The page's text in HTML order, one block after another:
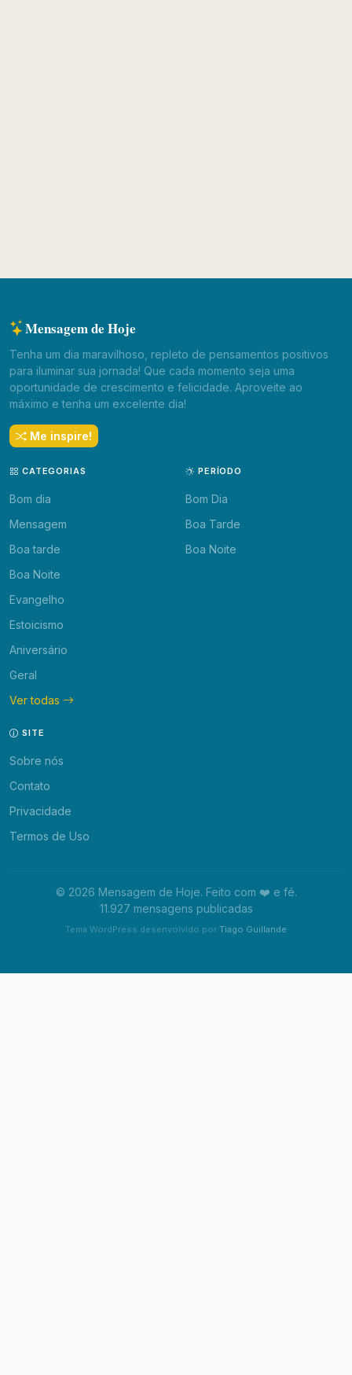
Mensagem de Hoje
Tenha um dia maravilhoso, repleto de pensamentos positivos
para iluminar sua jornada! Que cada momento seja uma
oportunidade de crescimento e felicidade. Aproveite ao
máximo e tenha um excelente dia!
Me inspire!
CATEGORIAS
Bom dia
Mensagem
Boa tarde
Boa Noite
Evangelho
Estoicismo
Aniversário
Geral
Ver todas
PERÍODO
Bom Dia
Boa Tarde
Boa Noite
SITE
Sobre nós
Contato
Privacidade
Termos de Uso
© 2026 Mensagem de Hoje. Feito com ❤️ e fé.
11.927 mensagens publicadas
Tema WordPress desenvolvido por Tiago Guillande